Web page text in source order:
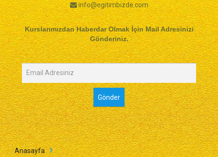
info@egitimbizde.com
Kurslarımızdan Haberdar Olmak İçin Mail Adresinizi
Gönderiniz.
Anasayfa